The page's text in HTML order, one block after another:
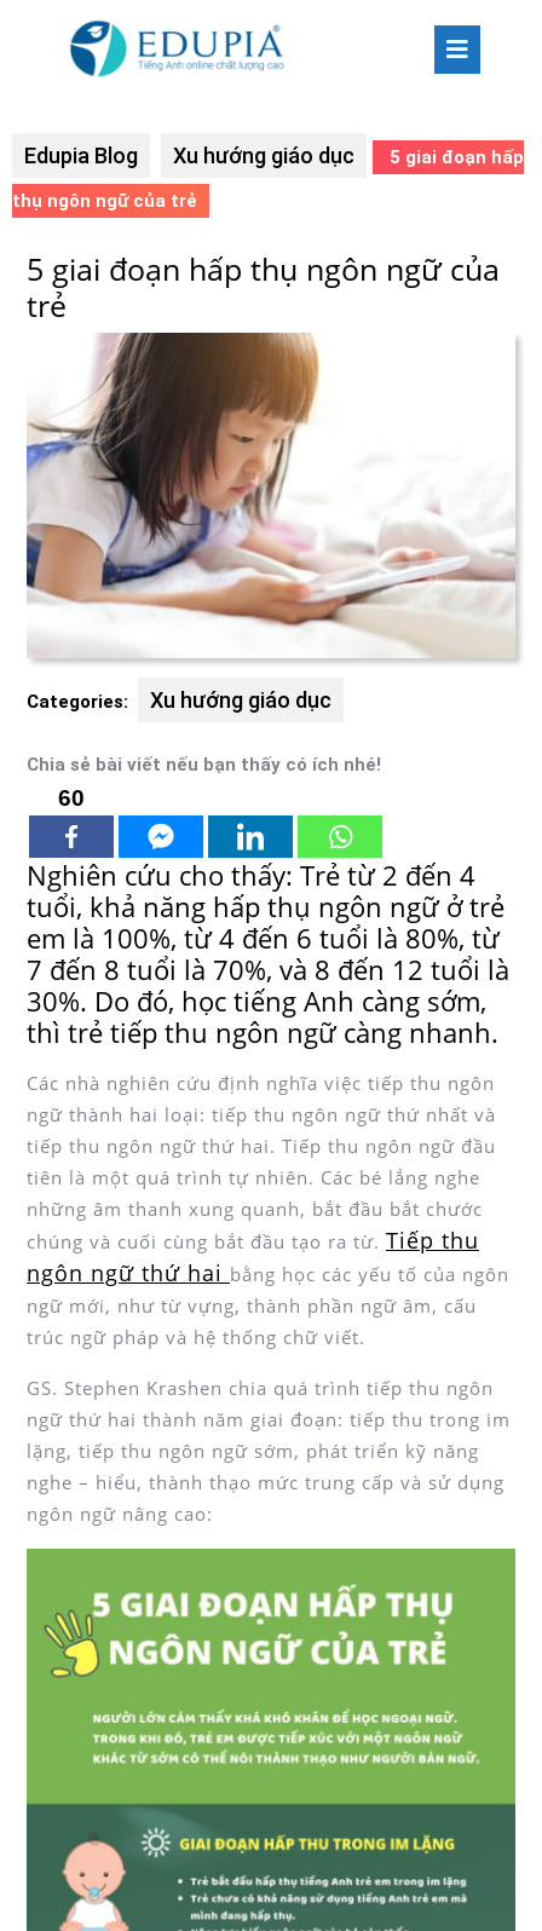
Edupia Blog Xu hướng giáo dục
5 giai đoạn hấp
thụ ngôn ngữ của trẻ
5 giai đoạn hấp thụ ngôn ngữ của
trẻ
Categories: Xu hướng giáo dục
Chia sẻ bài viết nếu bạn thấy có ích nhé!
60
Nghiên cứu cho thấy: Trẻ từ 2 đến 4
tuổi, khả năng hấp thụ ngôn ngữ ở trẻ
em là 100%, từ 4 đến 6 tuổi là 80%, từ
7 đến 8 tuổi là 70%, và 8 đến 12 tuổi là
30%. Do đó, học tiếng Anh càng sớm,
thì trẻ tiếp thu ngôn ngữ càng nhanh.
Các nhà nghiên cứu định nghĩa việc tiếp thu ngôn
ngữ thành hai loại: tiếp thu ngôn ngữ thứ nhất và
tiếp thu ngôn ngữ thứ hai. Tiếp thu ngôn ngữ đầu
tiên là một quá trình tự nhiên. Các bé lắng nghe
những âm thanh xung quanh, bắt đầu bắt chước
chúng và cuối cùng bắt đầu tạo ra từ. Tiếp thu
ngôn ngữ thứ hai bằng học các yếu tố của ngôn
ngữ mới, như từ vựng, thành phần ngữ âm, cấu
trúc ngữ pháp và hệ thống chữ viết.
GS. Stephen Krashen chia quá trình tiếp thu ngôn
ngữ thứ hai thành năm giai đoạn: tiếp thu trong im
lặng, tiếp thu ngôn ngữ sớm, phát triển kỹ năng
nghe – hiểu, thành thạo mức trung cấp và sử dụng
ngôn ngữ nâng cao: